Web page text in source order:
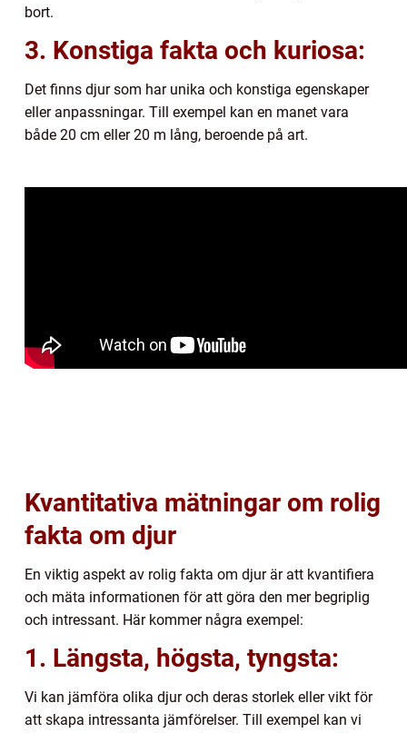
bort.
3. Konstiga fakta och kuriosa:
Det finns djur som har unika och konstiga egenskaper
eller anpassningar. Till exempel kan en manet vara
både 20 cm eller 20 m lång, beroende på art.
Kvantitativa mätningar om rolig
fakta om djur
En viktig aspekt av rolig fakta om djur är att kvantifiera
och mäta informationen för att göra den mer begriplig
och intressant. Här kommer några exempel:
1. Längsta, högsta, tyngsta:
Vi kan jämföra olika djur och deras storlek eller vikt för
att skapa intressanta jämförelser. Till exempel kan vi